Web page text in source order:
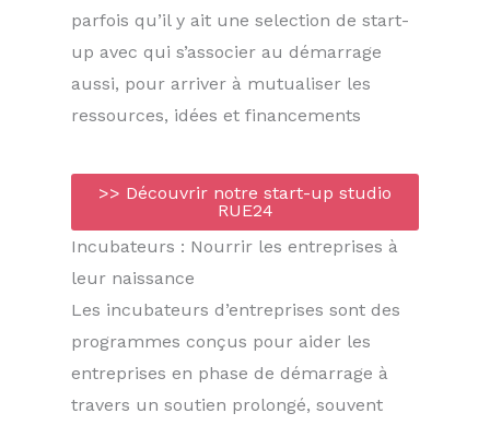
parfois qu’il y ait une selection de start-
up avec qui s’associer au démarrage
aussi, pour arriver à mutualiser les
ressources, idées et financements
>> Découvrir notre start-up studio
RUE24
Incubateurs : Nourrir les entreprises à
leur naissance
Les incubateurs d’entreprises sont des
programmes conçus pour aider les
entreprises en phase de démarrage à
travers un soutien prolongé, souvent